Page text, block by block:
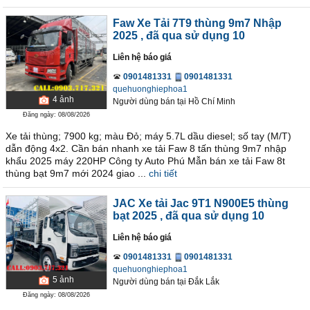
4 ảnh
Đăng ngày: 08/08/2026
Faw Xe Tải 7T9 thùng 9m7 Nhập
2025 , đã qua sử dụng 10
Liên hệ báo giá
0901481331
0901481331
quehuonghiephoa1
Người dùng bán tại Hồ Chí Minh
Xe tải thùng; 7900 kg; màu Đỏ; máy 5.7L dầu diesel; số tay (M/T)
dẫn động 4x2. Cần bán nhanh xe tải Faw 8 tấn thùng 9m7 nhập
khẩu 2025 máy 220HP Công ty Auto Phú Mẫn bán xe tải Faw 8t
thùng bạt 9m7 mới 2024 giao ...
chi tiết
5 ảnh
Đăng ngày: 08/08/2026
JAC Xe tải Jac 9T1 N900E5 thùng
bạt 2025 , đã qua sử dụng 10
Liên hệ báo giá
0901481331
0901481331
quehuonghiephoa1
Người dùng bán tại Ðắk Lắk